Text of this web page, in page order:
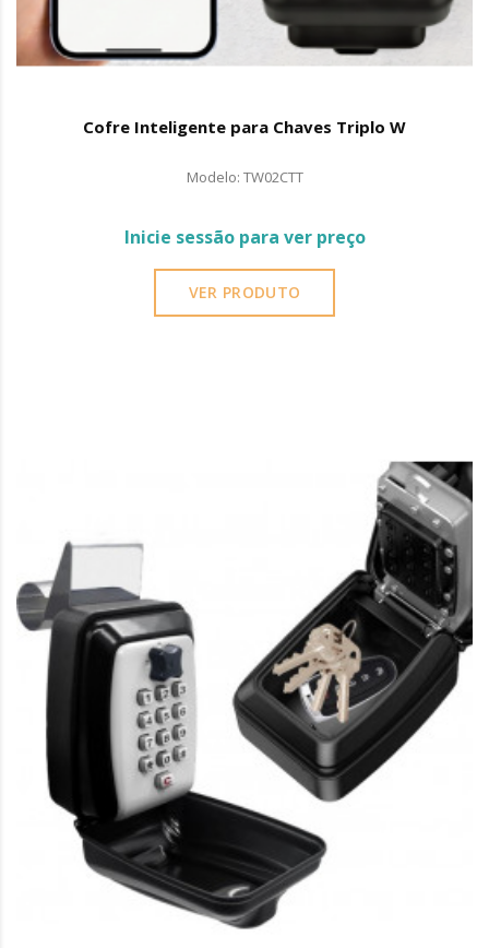
Cofre Inteligente para Chaves Triplo W
Modelo: TW02CTT
Inicie sessão para ver preço
VER PRODUTO